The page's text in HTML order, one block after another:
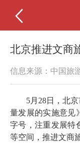
北京推进文商
信息来源：中国旅
5月28日，北京
量发展的实施意见
字号，注重发展特
等空间，推进文商